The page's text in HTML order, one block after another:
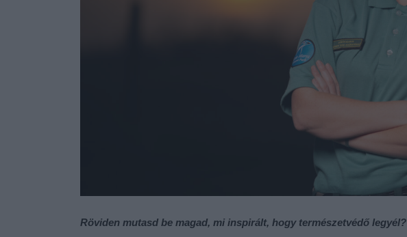
Röviden mutasd be magad, mi inspirált, hogy természetvédő legyél?